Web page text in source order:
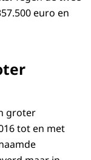
euro en
groter
tot en met